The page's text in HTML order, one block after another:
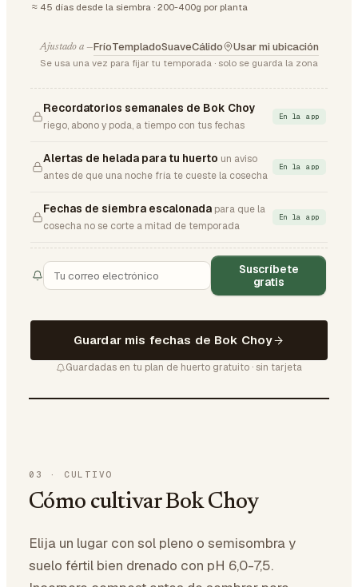
≈ 45 días desde la siembra · 200-400g por planta
Ajustado a —FríoTempladoSuaveCálido Usar mi ubicación
Se usa una vez para fijar tu temporada · solo se guarda la zona
Recordatorios semanales de Bok Choy
riego, abono y poda, a tiempo con tus fechas
En la app
Alertas de helada para tu huerto un aviso
antes de que una noche fría te cueste la cosecha
En la app
Fechas de siembra escalonada para que la
cosecha no se corte a mitad de temporada
En la app
Suscríbete
gratis
Guardar mis fechas de Bok Choy
Guardadas en tu plan de huerto gratuito · sin tarjeta
03 · CULTIVO
Cómo cultivar Bok Choy
Elija un lugar con sol pleno o semisombra y
suelo fértil bien drenado con pH 6,0-7,5.